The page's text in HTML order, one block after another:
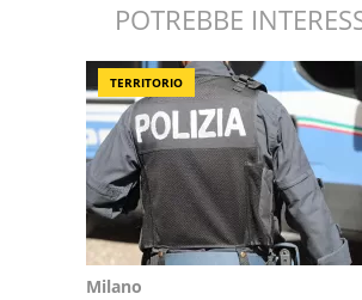
POTREBBE
TERRITORIO
Milano